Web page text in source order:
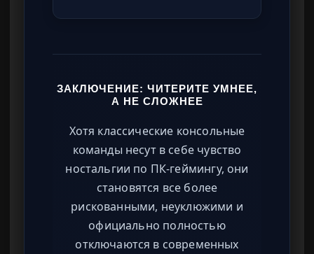
ЗАКЛЮЧЕНИЕ: ЧИТЕРИТЕ УМНЕЕ,
А НЕ СЛОЖНЕЕ
Хотя классические консольные
команды несут в себе чувство
ностальгии по ПК-геймингу, они
становятся все более
рискованными, неуклюжими и
официально полностью
отключаются в современных